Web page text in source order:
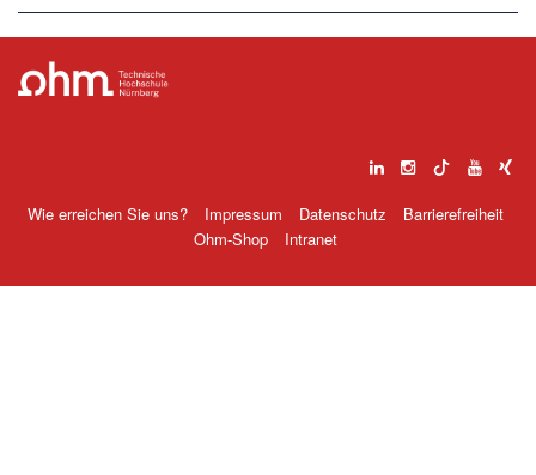
Wie erreichen Sie uns? Impressum Datenschutz
Barrierefreiheit
Ohm-Shop
Intranet